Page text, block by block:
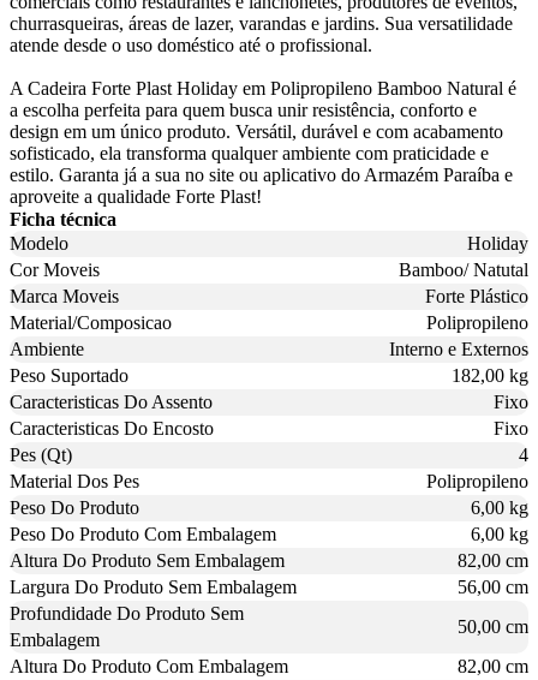
churrasqueiras, áreas de lazer, varandas e jardins. Sua versatilidade
atende desde o uso doméstico até o profissional.
A Cadeira Forte Plast Holiday em Polipropileno Bamboo Natural é
a escolha perfeita para quem busca unir resistência, conforto e
design em um único produto. Versátil, durável e com acabamento
sofisticado, ela transforma qualquer ambiente com praticidade e
estilo. Garanta já a sua no site ou aplicativo do Armazém Paraíba e
aproveite a qualidade Forte Plast!
Ficha técnica
Modelo
Holiday
Cor Moveis
Bamboo/ Natutal
Marca Moveis
Forte Plástico
Material/Composicao
Polipropileno
Ambiente
Interno e Externos
Peso Suportado
182,00 kg
Caracteristicas Do Assento
Fixo
Caracteristicas Do Encosto
Fixo
Pes (Qt)
4
Material Dos Pes
Polipropileno
Peso Do Produto
6,00 kg
Peso Do Produto Com Embalagem
6,00 kg
Altura Do Produto Sem Embalagem
82,00 cm
Largura Do Produto Sem Embalagem
56,00 cm
Profundidade Do Produto Sem
Embalagem
50,00 cm
Altura Do Produto Com Embalagem
82,00 cm